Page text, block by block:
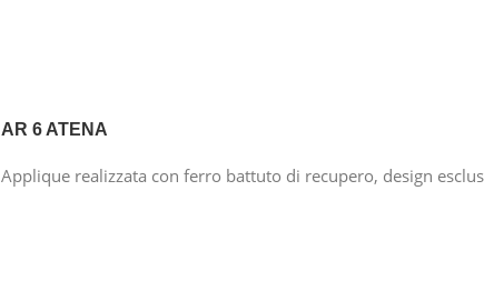
AR 6 ATENA
Applique realizzata con ferro battuto di recupero, design